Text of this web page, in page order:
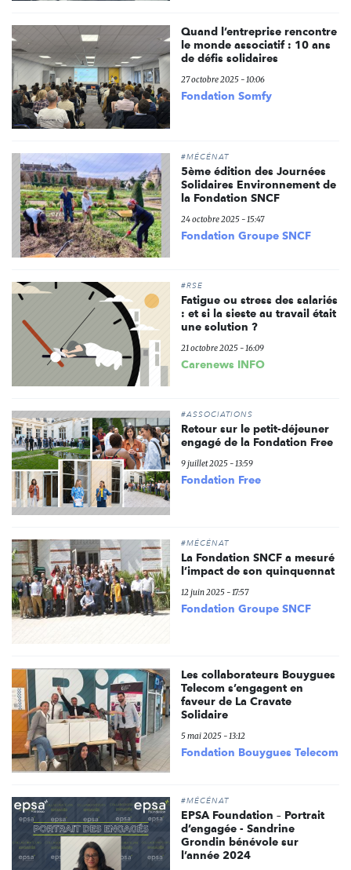
Quand l’entreprise rencontre
le monde associatif : 10 ans
de défis solidaires
27 octobre 2025 - 10:06
Fondation Somfy
#MÉCÉNAT
5ème édition des Journées
Solidaires Environnement de
la Fondation SNCF
24 octobre 2025 - 15:47
Fondation Groupe SNCF
#RSE
Fatigue ou stress des salariés
: et si la sieste au travail était
une solution ?
21 octobre 2025 - 16:09
Carenews INFO
#ASSOCIATIONS
Retour sur le petit-déjeuner
engagé de la Fondation Free
9 juillet 2025 - 13:59
Fondation Free
#MÉCÉNAT
La Fondation SNCF a mesuré
l’impact de son quinquennat
12 juin 2025 - 17:57
Fondation Groupe SNCF
Les collaborateurs Bouygues
Telecom s’engagent en
faveur de La Cravate
Solidaire
5 mai 2025 - 13:12
Fondation Bouygues Telecom
#MÉCÉNAT
EPSA Foundation – Portrait
d’engagée - Sandrine
Grondin bénévole sur
l’année 2024